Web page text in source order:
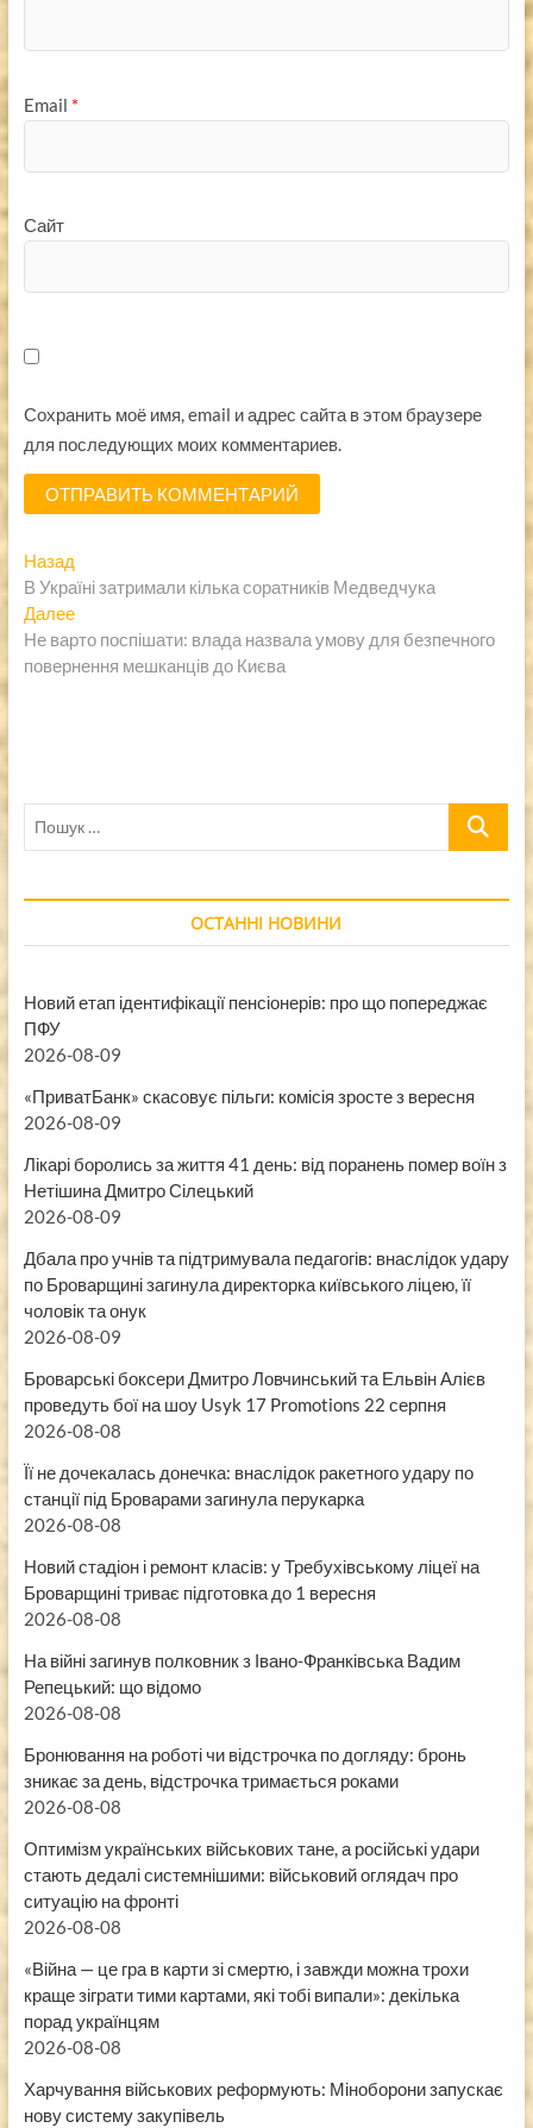
Email *
Сайт
Сохранить моё имя, email и адрес сайта в этом браузере
для последующих моих комментариев.
Навигация
по
записям
НазадПредыдущая
запись:
В Україні затримали кілька соратників Медведчука
ДалееСледующая
запись:
Не варто поспішати: влада назвала умову для безпечного
повернення мешканців до Києва
Пошук
ОСТАННІ НОВИНИ
Новий етап ідентифікації пенсіонерів: про що попереджає
ПФУ
2026-08-09
«ПриватБанк» скасовує пільги: комісія зросте з вересня
2026-08-09
Лікарі боролись за життя 41 день: від поранень помер воїн з
Нетішина Дмитро Сілецький
2026-08-09
Дбала про учнів та підтримувала педагогів: внаслідок удару
по Броварщині загинула директорка київського ліцею, її
чоловік та онук
2026-08-09
Броварські боксери Дмитро Ловчинський та Ельвін Алієв
проведуть бої на шоу Usyk 17 Promotions 22 серпня
2026-08-08
Її не дочекалась донечка: внаслідок ракетного удару по
станції під Броварами загинула перукарка
2026-08-08
Новий стадіон і ремонт класів: у Требухівському ліцеї на
Броварщині триває підготовка до 1 вересня
2026-08-08
На війні загинув полковник з Івано-Франківська Вадим
Репецький: що відомо
2026-08-08
Бронювання на роботі чи відстрочка по догляду: бронь
зникає за день, відстрочка тримається роками
2026-08-08
Оптимізм українських військових тане, а російські удари
стають дедалі системнішими: військовий оглядач про
ситуацію на фронті
2026-08-08
«Війна — це гра в карти зі смертю, і завжди можна трохи
краще зіграти тими картами, які тобі випали»: декілька
порад українцям
2026-08-08
Харчування військових реформують: Міноборони запускає
нову систему закупівель